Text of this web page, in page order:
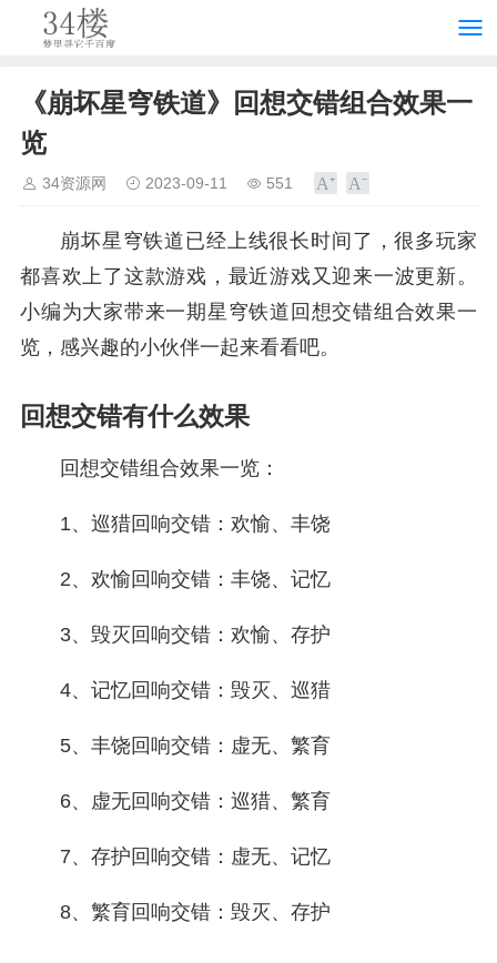
《崩坏星穹铁道》回想交错组合效果一
览
34资源网 2023-09-11 551
崩坏星穹铁道已经上线很长时间了，很多玩家
都喜欢上了这款游戏，最近游戏又迎来一波更新。
小编为大家带来一期星穹铁道回想交错组合效果一
览，感兴趣的小伙伴一起来看看吧。
回想交错有什么效果
回想交错组合效果一览：
1、巡猎回响交错：欢愉、丰饶
2、欢愉回响交错：丰饶、记忆
3、毁灭回响交错：欢愉、存护
4、记忆回响交错：毁灭、巡猎
5、丰饶回响交错：虚无、繁育
6、虚无回响交错：巡猎、繁育
7、存护回响交错：虚无、记忆
8、繁育回响交错：毁灭、存护